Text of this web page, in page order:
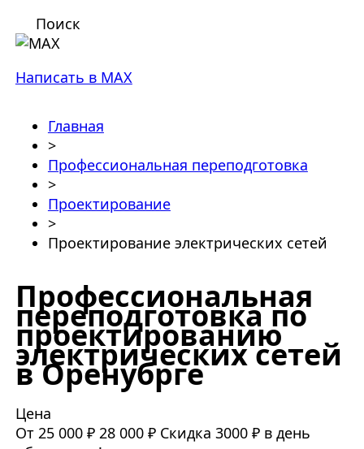
Поиск
Написать в MAX
Главная
>
Профессиональная переподготовка
>
Проектирование
>
Проектирование электрических сетей
Профессиональная
переподготовка по
проектированию
электрических сетей
в Оренубрге
Цена
От 25 000 ₽ 28 000 ₽ Скидка 3000 ₽ в день